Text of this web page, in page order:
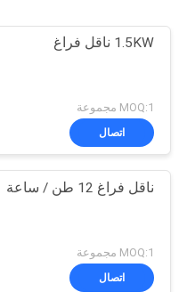
1.5KW ناقل فراغ
MOQ:1 مجموعة
اتصال
ناقل فراغ 12 طن / ساعة
MOQ:1 مجموعة
اتصال